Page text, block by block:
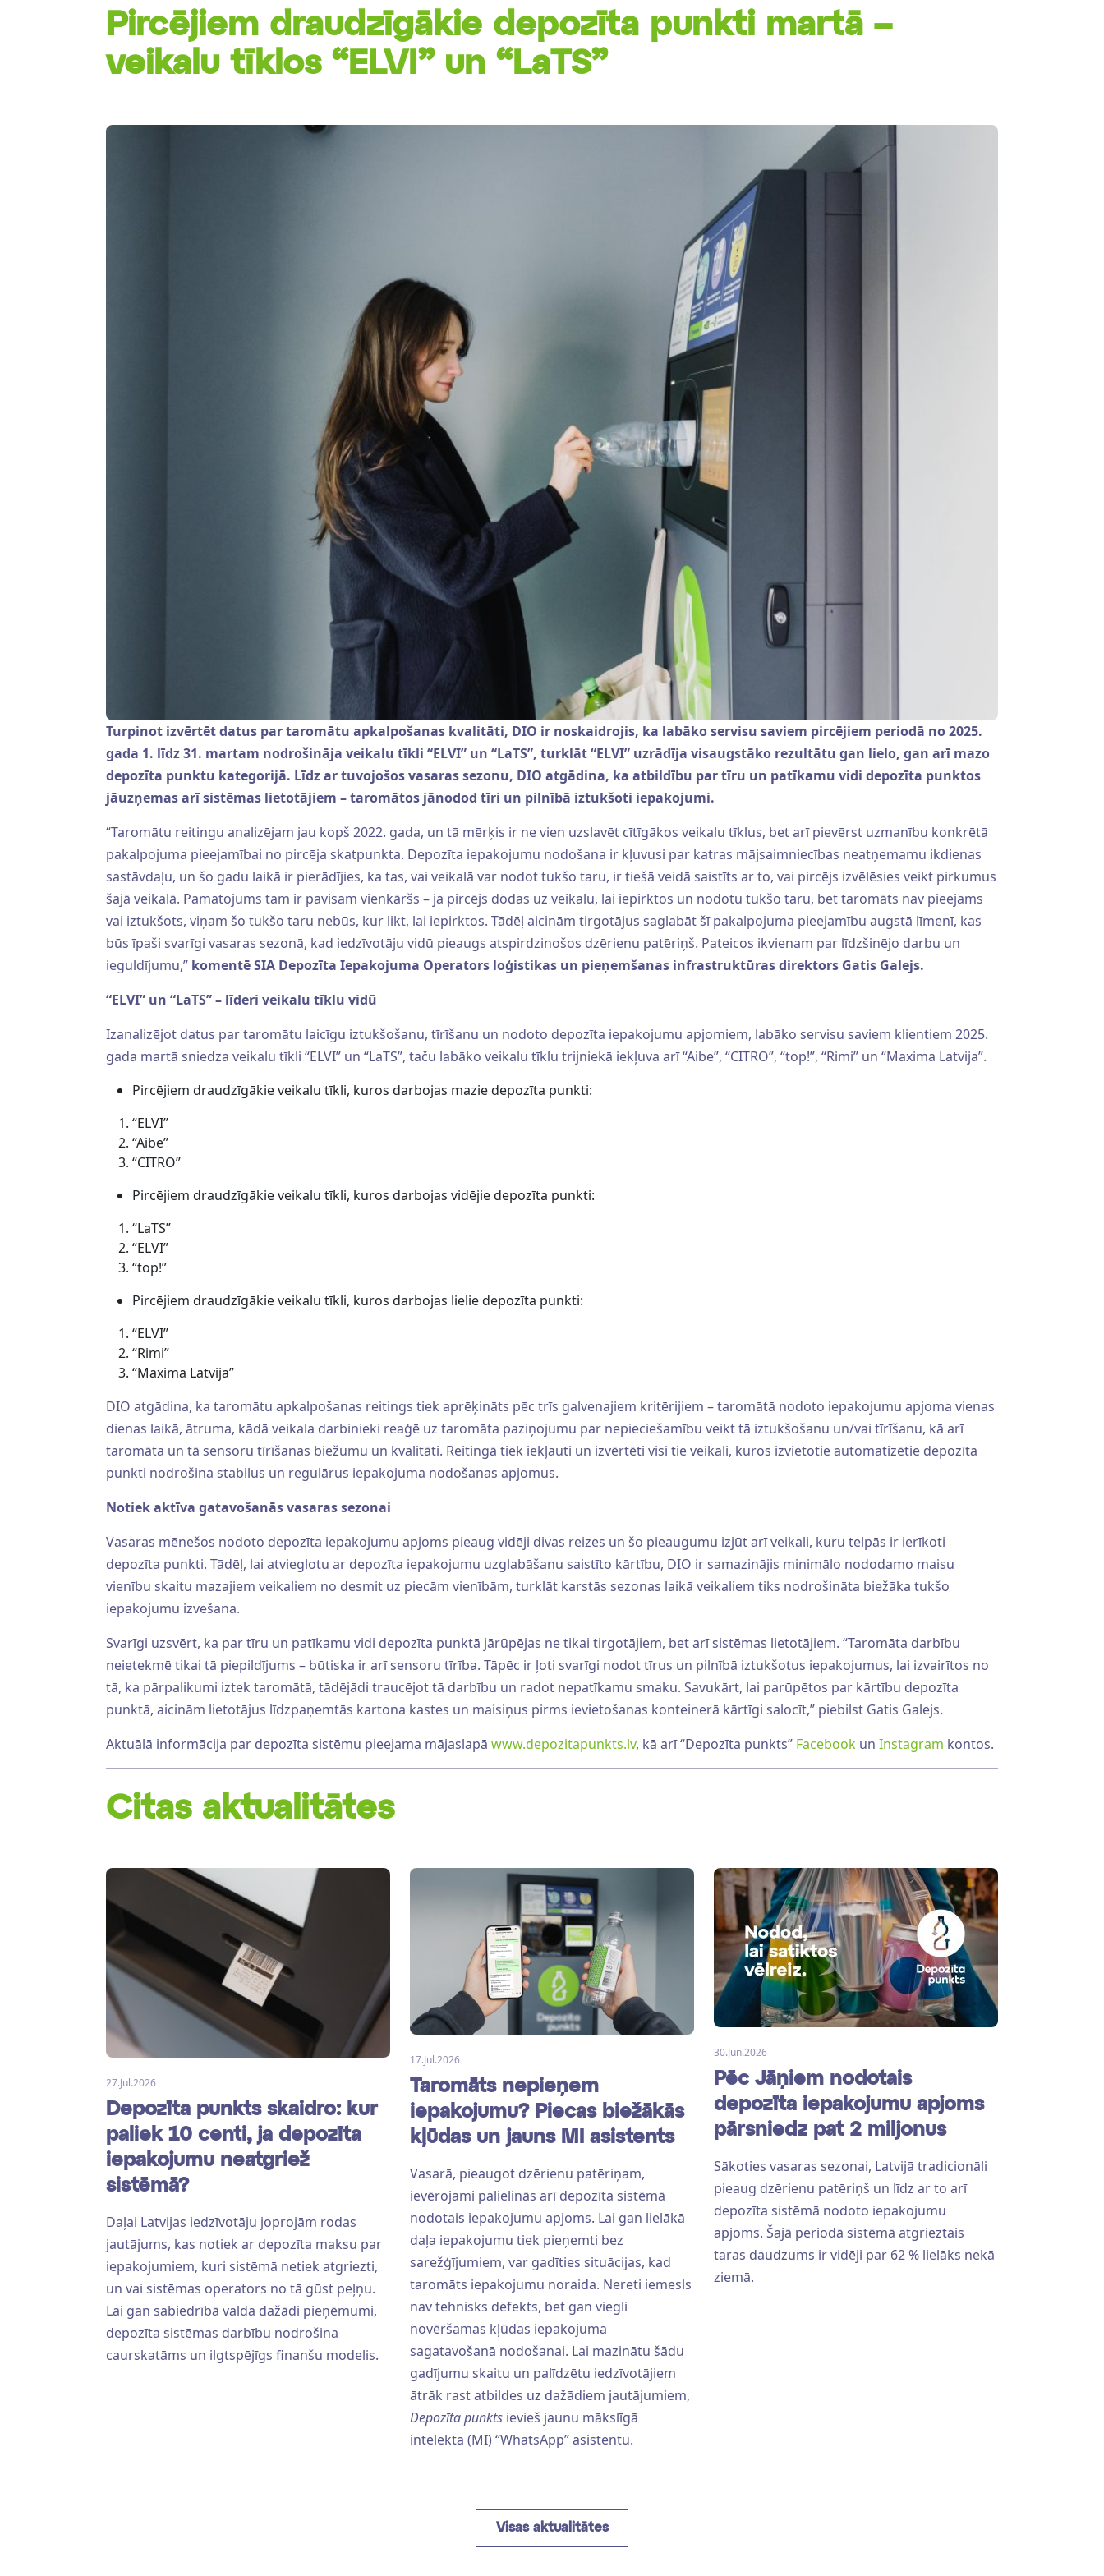
Pircējiem draudzīgākie depozīta punkti martā –
veikalu tīklos “ELVI” un “LaTS”
Turpinot izvērtēt datus par taromātu apkalpošanas kvalitāti, DIO ir noskaidrojis, ka labāko servisu saviem pircējiem periodā no 2025.
gada 1. līdz 31. martam nodrošināja veikalu tīkli “ELVI” un “LaTS”, turklāt “ELVI” uzrādīja visaugstāko rezultātu gan lielo, gan arī mazo
depozīta punktu kategorijā. Līdz ar tuvojošos vasaras sezonu, DIO atgādina, ka atbildību par tīru un patīkamu vidi depozīta punktos
jāuzņemas arī sistēmas lietotājiem – taromātos jānodod tīri un pilnībā iztukšoti iepakojumi.
“Taromātu reitingu analizējam jau kopš 2022. gada, un tā mērķis ir ne vien uzslavēt cītīgākos veikalu tīklus, bet arī pievērst uzmanību konkrētā
pakalpojuma pieejamībai no pircēja skatpunkta. Depozīta iepakojumu nodošana ir kļuvusi par katras mājsaimniecības neatņemamu ikdienas
sastāvdaļu, un šo gadu laikā ir pierādījies, ka tas, vai veikalā var nodot tukšo taru, ir tiešā veidā saistīts ar to, vai pircējs izvēlēsies veikt pirkumus
šajā veikalā. Pamatojums tam ir pavisam vienkāršs – ja pircējs dodas uz veikalu, lai iepirktos un nodotu tukšo taru, bet taromāts nav pieejams
vai iztukšots, viņam šo tukšo taru nebūs, kur likt, lai iepirktos. Tādēļ aicinām tirgotājus saglabāt šī pakalpojuma pieejamību augstā līmenī, kas
būs īpaši svarīgi vasaras sezonā, kad iedzīvotāju vidū pieaugs atspirdzinošos dzērienu patēriņš. Pateicos ikvienam par līdzšinējo darbu un
ieguldījumu,” komentē SIA Depozīta Iepakojuma Operators loģistikas un pieņemšanas infrastruktūras direktors Gatis Galejs.
“ELVI” un “LaTS” – līderi veikalu tīklu vidū
Izanalizējot datus par taromātu laicīgu iztukšošanu, tīrīšanu un nodoto depozīta iepakojumu apjomiem, labāko servisu saviem klientiem 2025.
gada martā sniedza veikalu tīkli “ELVI” un “LaTS”, taču labāko veikalu tīklu trijniekā iekļuva arī “Aibe”, “CITRO”, “top!”, “Rimi” un “Maxima Latvija”.
Pircējiem draudzīgākie veikalu tīkli, kuros darbojas mazie depozīta punkti:
“ELVI”
“Aibe”
“CITRO”
Pircējiem draudzīgākie veikalu tīkli, kuros darbojas vidējie depozīta punkti:
“LaTS”
“ELVI”
“top!”
Pircējiem draudzīgākie veikalu tīkli, kuros darbojas lielie depozīta punkti:
“ELVI”
“Rimi”
“Maxima Latvija”
DIO atgādina, ka taromātu apkalpošanas reitings tiek aprēķināts pēc trīs galvenajiem kritērijiem – taromātā nodoto iepakojumu apjoma vienas
dienas laikā, ātruma, kādā veikala darbinieki reaģē uz taromāta paziņojumu par nepieciešamību veikt tā iztukšošanu un/vai tīrīšanu, kā arī
taromāta un tā sensoru tīrīšanas biežumu un kvalitāti. Reitingā tiek iekļauti un izvērtēti visi tie veikali, kuros izvietotie automatizētie depozīta
punkti nodrošina stabilus un regulārus iepakojuma nodošanas apjomus.
Notiek aktīva gatavošanās vasaras sezonai
Vasaras mēnešos nodoto depozīta iepakojumu apjoms pieaug vidēji divas reizes un šo pieaugumu izjūt arī veikali, kuru telpās ir ierīkoti
depozīta punkti. Tādēļ, lai atvieglotu ar depozīta iepakojumu uzglabāšanu saistīto kārtību, DIO ir samazinājis minimālo nododamo maisu
vienību skaitu mazajiem veikaliem no desmit uz piecām vienībām, turklāt karstās sezonas laikā veikaliem tiks nodrošināta biežāka tukšo
iepakojumu izvešana.
Svarīgi uzsvērt, ka par tīru un patīkamu vidi depozīta punktā jārūpējas ne tikai tirgotājiem, bet arī sistēmas lietotājiem. “Taromāta darbību
neietekmē tikai tā piepildījums – būtiska ir arī sensoru tīrība. Tāpēc ir ļoti svarīgi nodot tīrus un pilnībā iztukšotus iepakojumus, lai izvairītos no
tā, ka pārpalikumi iztek taromātā, tādējādi traucējot tā darbību un radot nepatīkamu smaku. Savukārt, lai parūpētos par kārtību depozīta
punktā, aicinām lietotājus līdzpaņemtās kartona kastes un maisiņus pirms ievietošanas konteinerā kārtīgi salocīt,” piebilst Gatis Galejs.
Aktuālā informācija par depozīta sistēmu pieejama mājaslapā www.depozitapunkts.lv, kā arī “Depozīta punkts” Facebook un Instagram kontos.
Citas aktualitātes
27.Jul.2026
Depozīta punkts skaidro: kur
paliek 10 centi, ja depozīta
iepakojumu neatgriež
sistēmā?
Daļai Latvijas iedzīvotāju joprojām rodas
jautājums, kas notiek ar depozīta maksu par
iepakojumiem, kuri sistēmā netiek atgriezti,
un vai sistēmas operators no tā gūst peļņu.
Lai gan sabiedrībā valda dažādi pieņēmumi,
depozīta sistēmas darbību nodrošina
caurskatāms un ilgtspējīgs finanšu modelis.
17.Jul.2026
Taromāts nepieņem
iepakojumu? Piecas biežākās
kļūdas un jauns MI asistents
Vasarā, pieaugot dzērienu patēriņam,
ievērojami palielinās arī depozīta sistēmā
nodotais iepakojumu apjoms. Lai gan lielākā
daļa iepakojumu tiek pieņemti bez
sarežģījumiem, var gadīties situācijas, kad
taromāts iepakojumu noraida. Nereti iemesls
nav tehnisks defekts, bet gan viegli
novēršamas kļūdas iepakojuma
sagatavošanā nodošanai. Lai mazinātu šādu
gadījumu skaitu un palīdzētu iedzīvotājiem
ātrāk rast atbildes uz dažādiem jautājumiem,
Depozīta punkts ievieš jaunu mākslīgā
intelekta (MI) “WhatsApp” asistentu.
30.Jun.2026
Pēc Jāņiem nodotais
depozīta iepakojumu apjoms
pārsniedz pat 2 miljonus
Sākoties vasaras sezonai, Latvijā tradicionāli
pieaug dzērienu patēriņš un līdz ar to arī
depozīta sistēmā nodoto iepakojumu
apjoms. Šajā periodā sistēmā atgrieztais
taras daudzums ir vidēji par 62 % lielāks nekā
ziemā.
Visas aktualitātes